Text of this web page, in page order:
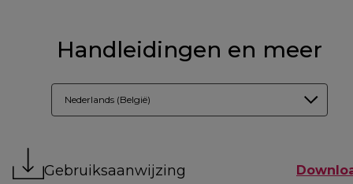
Handleidingen en meer
Nederlands (België)
Gebruiksaanwijzing